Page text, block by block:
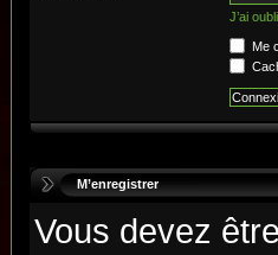
J’ai
Me
M’enregistrer
Vous devez